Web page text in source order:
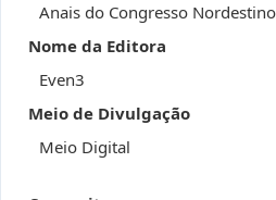
Anais do Congresso
Nome da Editora
Even3
Meio de Divulgação
Meio Digital